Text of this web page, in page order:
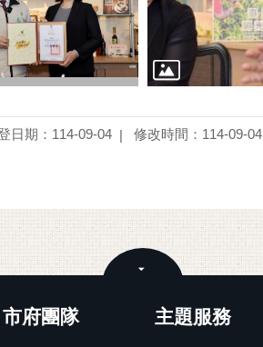
日期：114-09-04 修改時間：114-09-04
市府團隊 主題服務